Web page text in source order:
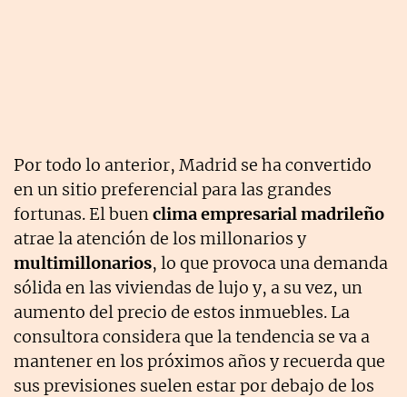
Por todo lo anterior, Madrid se ha convertido
en un sitio preferencial para las grandes
fortunas. El buen clima empresarial madrileño
atrae la atención de los millonarios y
multimillonarios, lo que provoca una demanda
sólida en las viviendas de lujo y, a su vez, un
aumento del precio de estos inmuebles. La
consultora considera que la tendencia se va a
mantener en los próximos años y recuerda que
sus previsiones suelen estar por debajo de los